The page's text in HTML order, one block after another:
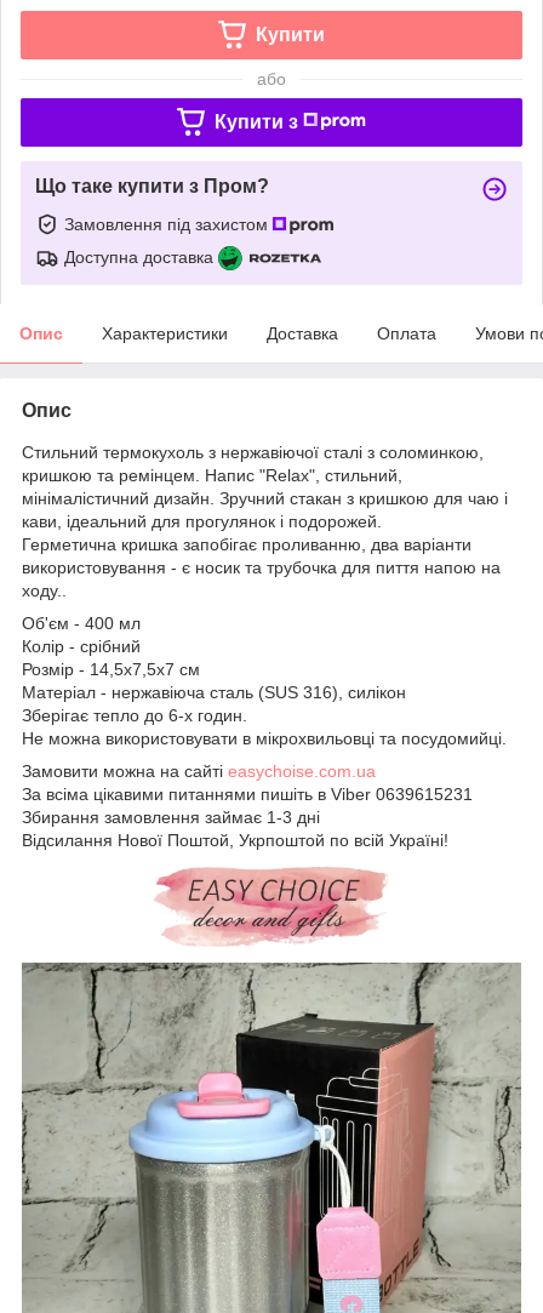
Купити
або
Купити з
Що таке купити з Пром?
Замовлення під захистом
Доступна доставка
Опис Характеристики Доставка Оплата Умови
Опис
Стильний термокухоль з нержавіючої сталі з соломинкою,
кришкою та ремінцем. Напис "Relax", стильний,
мінімалістичний дизайн. Зручний стакан з кришкою для чаю і
кави, ідеальний для прогулянок і подорожей.
Герметична кришка запобігає проливанню, два варіанти
використовування - є носик та трубочка для пиття напою на
ходу..
Об'єм - 400 мл
Колір - срібний
Розмір - 14,5х7,5х7 см
Матеріал - нержавіюча сталь (SUS 316), силікон
Зберігає тепло до 6-х годин.
Не можна використовувати в мікрохвильовці та посудомийці.
Замовити можна на сайті easychoise.com.ua
За всіма цікавими питаннями пишіть в Viber 0639615231
Збирання замовлення займає 1-3 дні
Відсилання Нової Поштой, Укрпоштой по всій Україні!